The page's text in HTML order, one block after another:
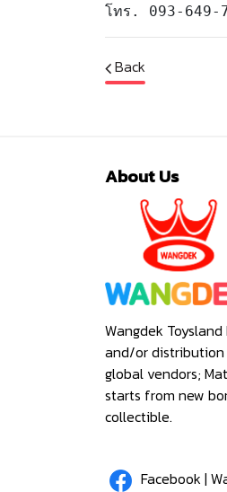
โทร. 093-649-
Back
About Us
Wangdek
and/or distribution
global vendors;
starts from new
collectible.
Facebook |